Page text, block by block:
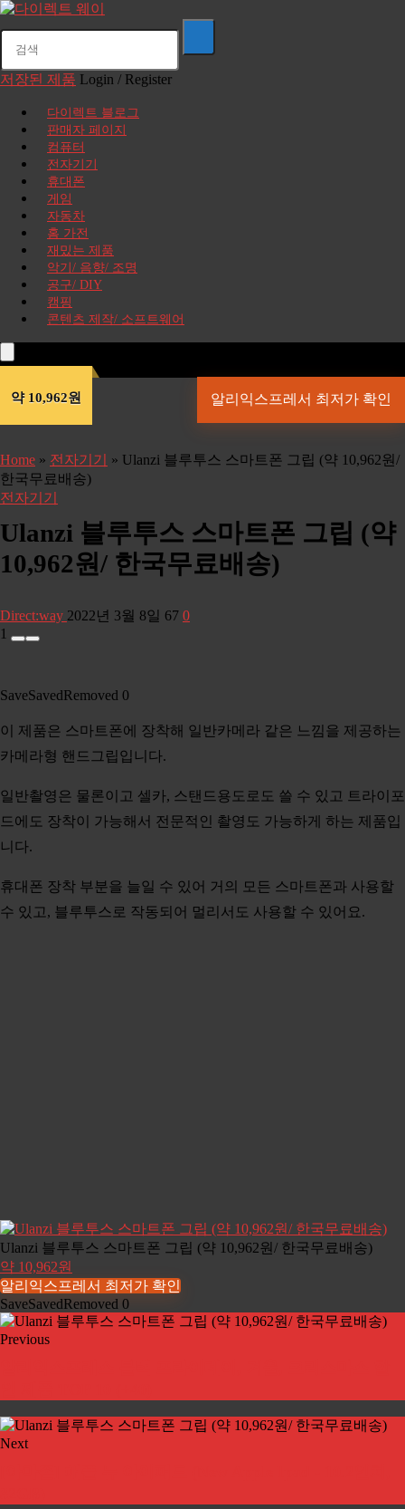
저장된 제품 Login / Register
다이렉트 블로그
판매자 페이지
컴퓨터
전자기기
휴대폰
게임
자동차
홈 가전
재밌는 제품
악기/ 음향/ 조명
공구/ DIY
캠핑
콘텐츠 제작/ 소프트웨어
약 10,962원 알리익스프레서 최저가 확인
Home » 전자기기 » Ulanzi 블루투스 스마트폰 그립 (약 10,962원/
한국무료배송)
전자기기
Ulanzi 블루투스 스마트폰 그립 (약
10,962원/ 한국무료배송)
Direct:way 2022년 3월 8일 67 0
1
SaveSavedRemoved 0
이 제품은 스마트폰에 장착해 일반카메라 같은 느낌을 제공하는
카메라형 핸드그립입니다.
일반촬영은 물론이고 셀카, 스탠드용도로도 쓸 수 있고 트라이포
드에도 장착이 가능해서 전문적인 촬영도 가능하게 하는 제품입
니다.
휴대폰 장착 부분을 늘일 수 있어 거의 모든 스마트폰과 사용할
수 있고, 블루투스로 작동되어 멀리서도 사용할 수 있어요.
Ulanzi 블루투스 스마트폰 그립 (약 10,962원/ 한국무료배송)
약 10,962원
알리익스프레서 최저가 확인
SaveSavedRemoved 0
Previous
Next